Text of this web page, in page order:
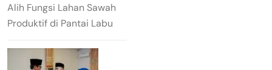
Alih Fungsi Lahan Sawah
Produktif di Pantai Labu